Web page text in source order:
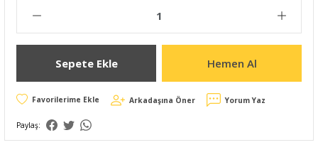
Sepete Ekle Hemen Al
Arkadaşına Öner Yorum Yaz
Paylaş: